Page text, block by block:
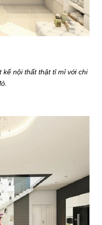
nội thất thật tỉ mỉ với chi